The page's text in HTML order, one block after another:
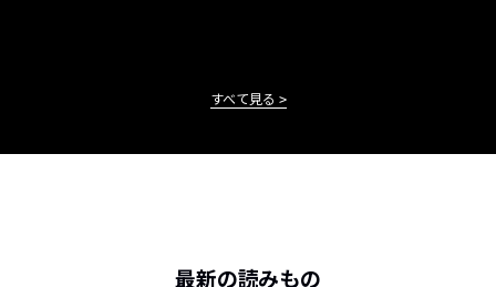
すべて見る
最新の読みもの